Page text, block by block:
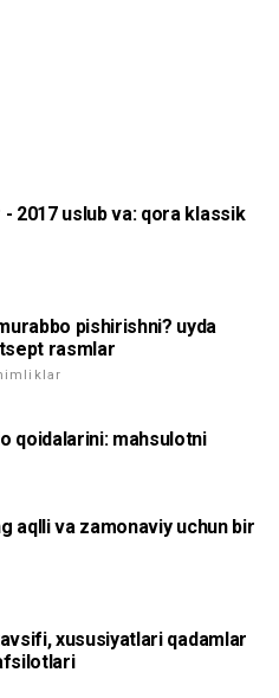
2017 uslub va: qora klassik
pishirishni? uyda
rasmlar
qoidalarini: mahsulotni
aqlli va zamonaviy uchun bir
xususiyatlari qadamlar